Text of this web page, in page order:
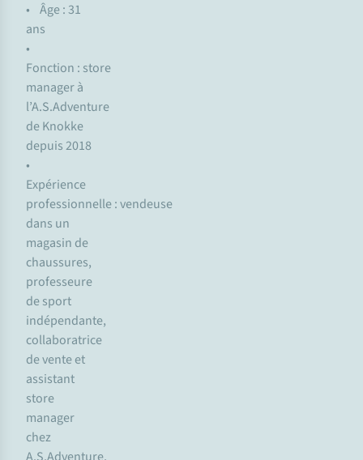
• Âge : 31
ans
•
Fonction : store
manager à
l’A.S.Adventure
de Knokke
depuis 2018
•
Expérience
professionnelle : vendeuse
dans un
magasin de
chaussures,
professeure
de sport
indépendante,
collaboratrice
de vente et
assistant
store
manager
chez